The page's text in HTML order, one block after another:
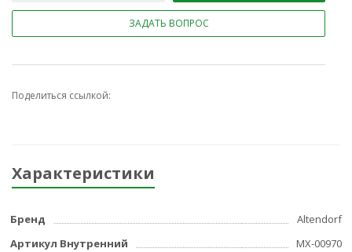
ЗАДАТЬ ВОПРОС
Поделиться ссылкой:
Характеристики
Бренд
Altendorf
Артикул Внутренний
МХ-00970